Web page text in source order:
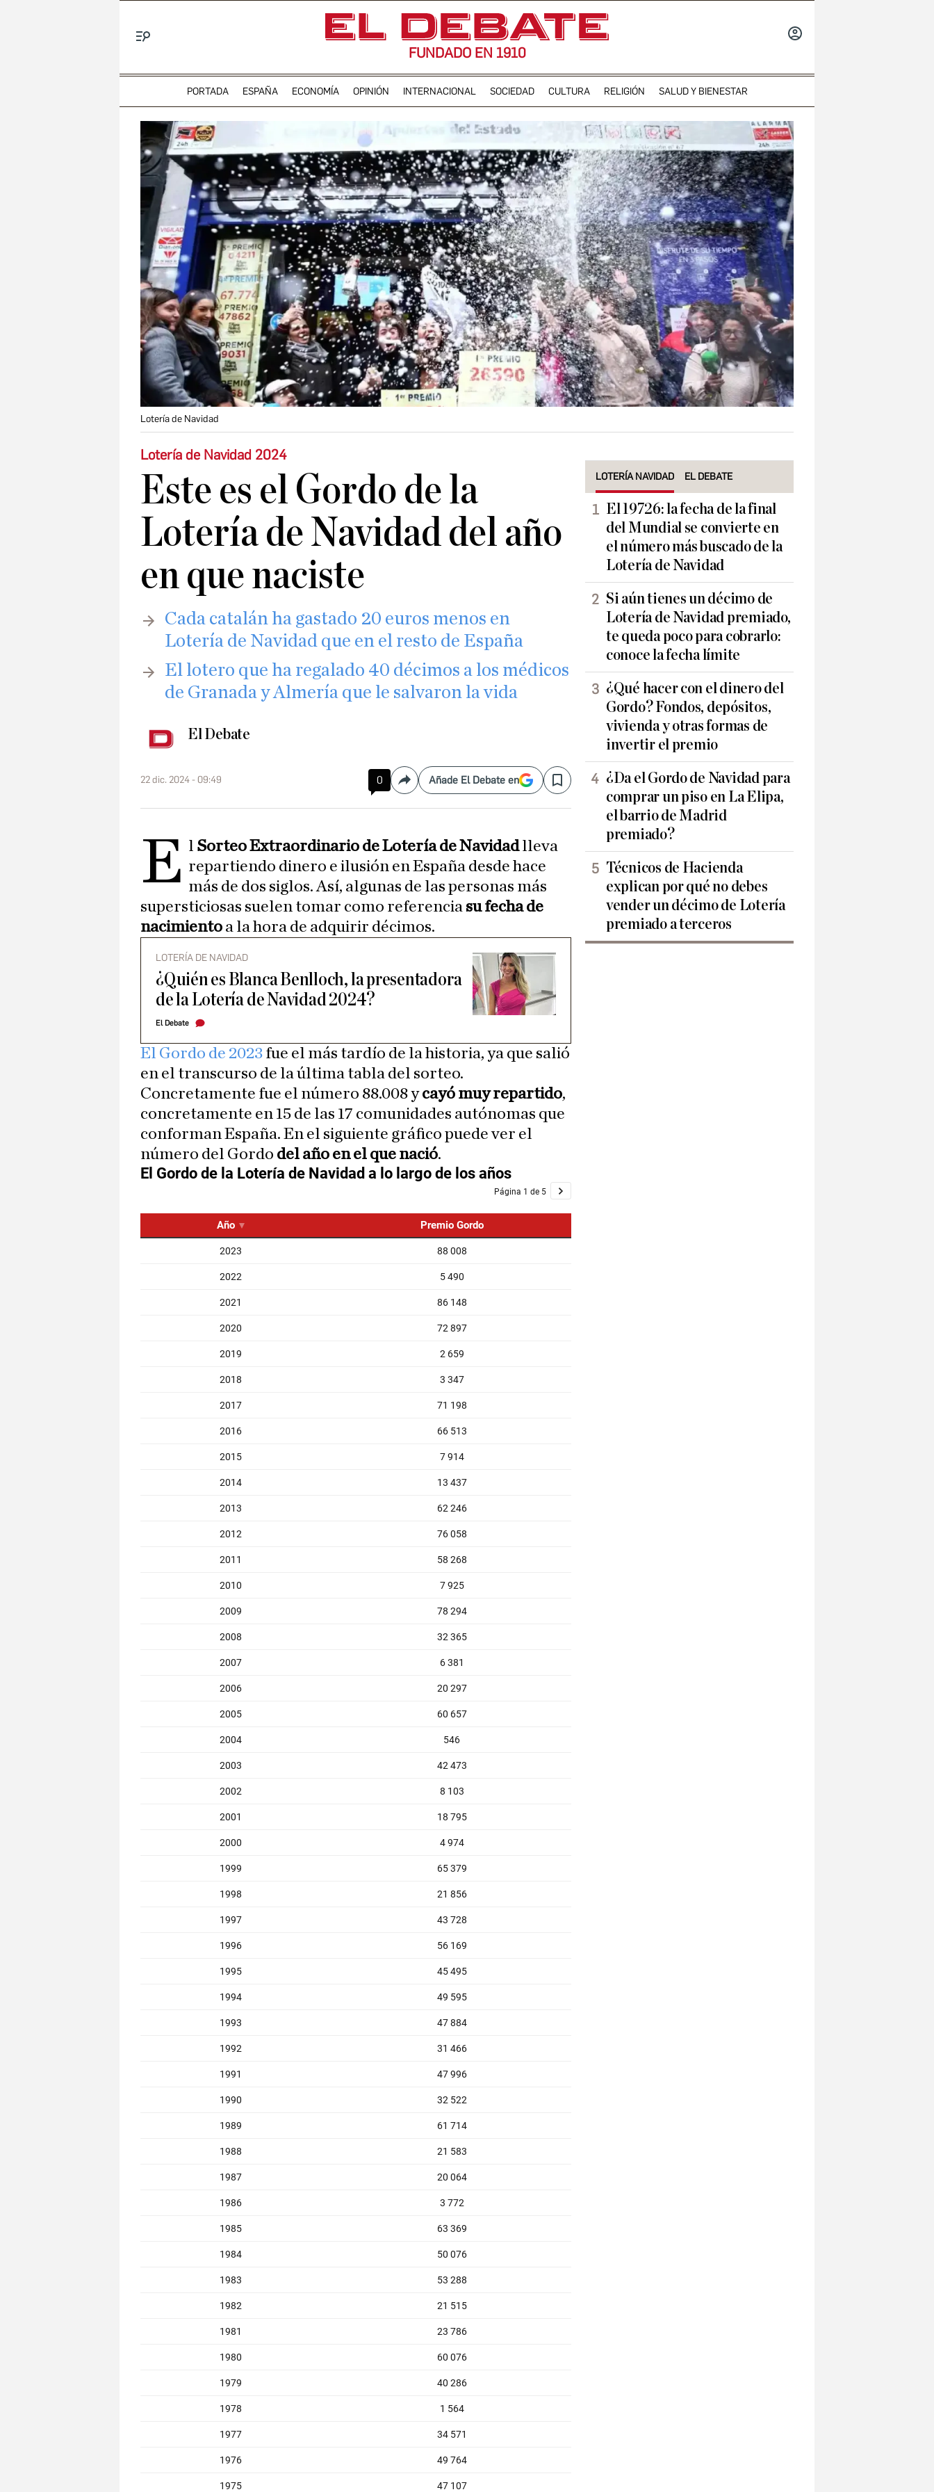
FUNDADO EN 1910
PORTADA ESPAÑA ECONOMÍA OPINIÓN INTERNACIONAL SOCIEDAD CULTURA RELIGIÓN SALUD Y BIENESTAR
Lotería de Navidad
Lotería de Navidad 2024
Este es el Gordo de la
Lotería de Navidad del año
en que naciste
Cada catalán ha gastado 20 euros menos en
Lotería de Navidad que en el resto de España
El lotero que ha regalado 40 décimos a los médicos
de Granada y Almería que le salvaron la vida
El Debate
22 dic. 2024 - 09:49 0 CompartirAñade El Debate en Save
E l Sorteo Extraordinario de Lotería de Navidadlleva
repartiendo dinero e ilusión en España desde hace
más de dos siglos. Así, algunas de las personas más
supersticiosas suelen tomar como referencia su fecha de
nacimiento a la hora de adquirir décimos.
LOTERÍA DE NAVIDAD
¿Quién es Blanca Benlloch, la presentadora
de la Lotería de Navidad 2024?
El Debate
El Gordo de 2023 fue el más tardío de la historia, ya que salió
en el transcurso de la última tabla del sorteo.
Concretamente fue el número 88.008 ycayó muy repartido,
concretamente en 15 de las 17 comunidades autónomas que
conforman España. En el siguiente gráfico puede ver el
número del Gordo del año en el que nació.
LOTERÍA NAVIDAD EL DEBATE
El 19726: la fecha de la final
del Mundial se convierte en
el número más buscado de la
Lotería de Navidad
Si aún tienes un décimo de
Lotería de Navidad premiado,
te queda poco para cobrarlo:
conoce la fecha límite
¿Qué hacer con el dinero del
Gordo? Fondos, depósitos,
vivienda y otras formas de
invertir el premio
¿Da el Gordo de Navidad para
comprar un piso en La Elipa,
el barrio de Madrid
premiado?
Técnicos de Hacienda
explican por qué no debes
vender un décimo de Lotería
premiado a terceros